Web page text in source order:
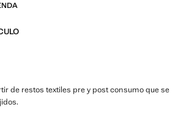
de restos textiles pre y post consumo que se